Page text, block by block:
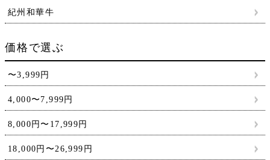
紀州和華牛
価格で選ぶ
〜3,999円
4,000〜7,999円
8,000円〜17,999円
18,000円〜26,999円